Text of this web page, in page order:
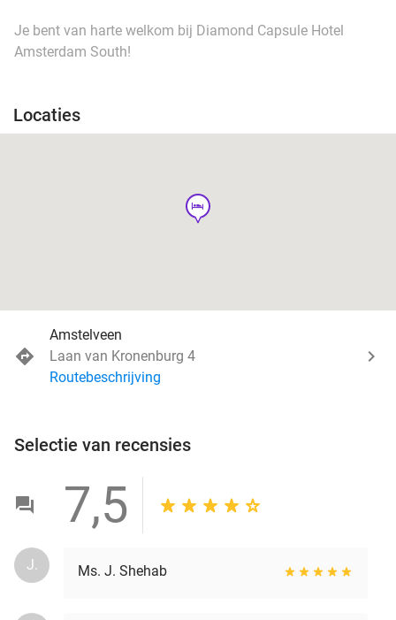
Je bent van harte welkom bij Diamond Capsule Hotel
Amsterdam South!
Locaties
hotel
Amstelveen
Laan van Kronenburg 4
Routebeschrijving
Selectie van recensies
7,5
J. Ms. J. Shehab